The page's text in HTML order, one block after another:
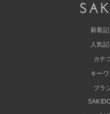
新着
人気
カテ
キー
ブラ